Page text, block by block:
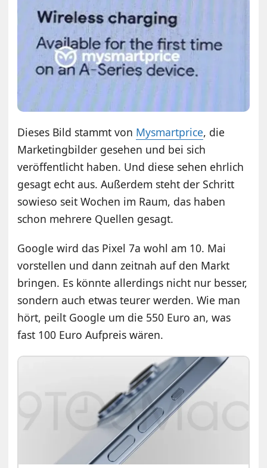
Dieses Bild stammt von Mysmartprice, die
Marketingbilder gesehen und bei sich
veröffentlicht haben. Und diese sehen ehrlich
gesagt echt aus. Außerdem steht der Schritt
sowieso seit Wochen im Raum, das haben
schon mehrere Quellen gesagt.
Google wird das Pixel 7a wohl am 10. Mai
vorstellen und dann zeitnah auf den Markt
bringen. Es könnte allerdings nicht nur besser,
sondern auch etwas teurer werden. Wie man
hört, peilt Google um die 550 Euro an, was
fast 100 Euro Aufpreis wären.